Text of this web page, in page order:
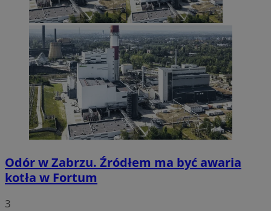
Odór w Zabrzu. Źródłem ma być awaria
kotła w Fortum
3